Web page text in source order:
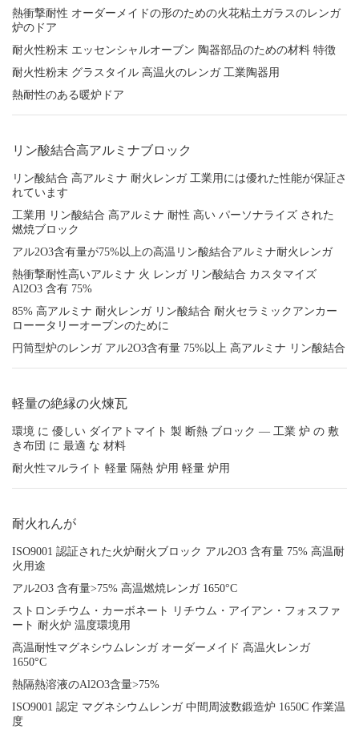
熱衝撃耐性 オーダーメイドの形のための火花粘土ガラスのレンガ
炉のドア
耐火性粉末 エッセンシャルオーブン 陶器部品のための材料 特徴
耐火性粉末 グラスタイル 高温火のレンガ 工業陶器用
熱耐性のある暖炉ドア
リン酸結合高アルミナブロック
リン酸結合 高アルミナ 耐火レンガ 工業用には優れた性能が保証さ
れています
工業用 リン酸結合 高アルミナ 耐性 高い パーソナライズ された
燃焼ブロック
アル2O3含有量が75%以上の高温リン酸結合アルミナ耐火レンガ
熱衝撃耐性高いアルミナ 火 レンガ リン酸結合 カスタマイズ
Al2O3 含有 75%
85% 高アルミナ 耐火レンガ リン酸結合 耐火セラミックアンカー
ローータリーオーブンのために
円筒型炉のレンガ アル2O3含有量 75%以上 高アルミナ リン酸結合
軽量の絶縁の火煉瓦
環境 に 優しい ダイアトマイト 製 断熱 ブロック ― 工業 炉 の 敷
き布団 に 最適 な 材料
耐火性マルライト 軽量 隔熱 炉用 軽量 炉用
耐火れんが
ISO9001 認証された火炉耐火ブロック アル2O3 含有量 75% 高温耐
火用途
アル2O3 含有量>75% 高温燃焼レンガ 1650°C
ストロンチウム・カーボネート リチウム・アイアン・フォスファ
ート 耐火炉 温度環境用
高温耐性マグネシウムレンガ オーダーメイド 高温火レンガ
1650°C
熱隔熱溶液のAl2O3含量>75%
ISO9001 認定 マグネシウムレンガ 中間周波数鍛造炉 1650C 作業温
度